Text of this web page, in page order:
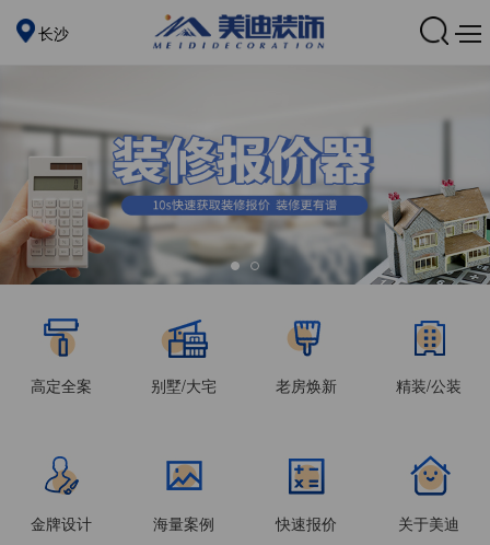
长沙
高定全案 别墅/大宅 老房焕新 精装/公装
金牌设计 海量案例 快速报价 关于美迪